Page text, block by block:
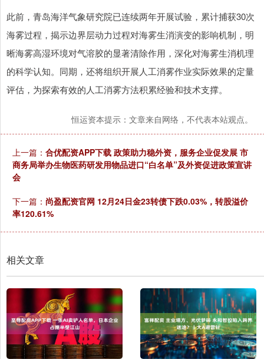
此前，青岛海洋气象研究院已连续两年开展试验，累计捕获30次
海雾过程，揭示边界层动力过程对海雾生消演变的影响机制，明
晰海雾高湿环境对气溶胶的显著清除作用，深化对海雾生消机理
的科学认知。同期，还将组织开展人工消雾作业实际效果的定量
评估，为探索有效的人工消雾方法积累经验和技术支撑。
恒运资本提示：文章来自网络，不代表本站观点。
上一篇： 合优配资APP下载 政策助力稳外资，服务企业促发展 市
商务局举办生物医药研发用物品进口“白名单”及外资促进政策宣讲
会
下一篇： 尚盈配资官网 12月24日金23转债下跌0.03%，转股溢价
率120.61%
相关文章